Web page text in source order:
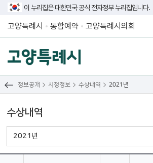
이 누리집은 대한민국 공식 전자정부 누리집입니다.
고양특례시 통합예약 고양특례시의회
정보공개 시정정보 수상내역 2021년
수상내역
2021년